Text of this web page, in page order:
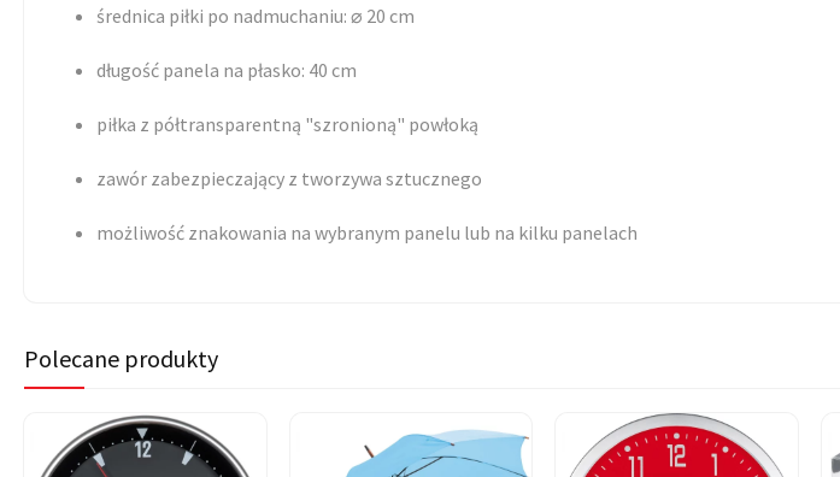
średnica piłki po nadmuchaniu: ⌀ 20 cm
długość panela na płasko: 40 cm
piłka z półtransparentną "szronioną" powłoką
zawór zabezpieczający z tworzywa sztucznego
możliwość znakowania na wybranym panelu lub na kilku panelach
Polecane produkty